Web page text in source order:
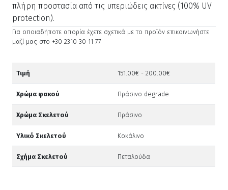
πλήρη προστασία από τις υπεριώδεις ακτίνες (100% UV
protection).
Για οποιαδήποτε απορία έχετε σχετικά με το προϊόν επικοινωνήστε
μαζί μας στο +30 2310 30 11 77
Τιμή 151.00€ - 200.00€
Χρώμα φακού Πράσινο degrade
Χρώμα Σκελετού Πράσινο
Υλικό Σκελετού Κοκάλινο
Σχήμα Σκελετού Πεταλούδα